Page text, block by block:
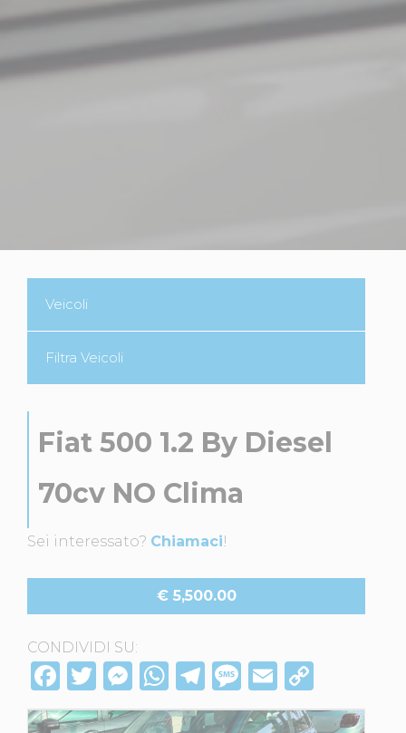
Veicoli
Filtra Veicoli
Fiat 500 1.2 By Diesel
70cv NO Clima
Sei interessato? Chiamaci!
€ 5,500.00
CONDIVIDI SU:
F
a
T
w
M
e
W
h
T
el
M
e
E
mo